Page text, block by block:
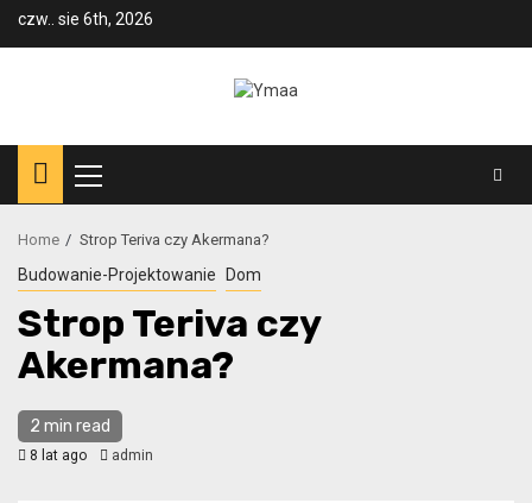
czw.. sie 6th, 2026
Menu
Home Strop Teriva czy Akermana?
Budowanie-Projektowanie Dom
Strop Teriva czy
Akermana?
2 min read
8 lat ago admin